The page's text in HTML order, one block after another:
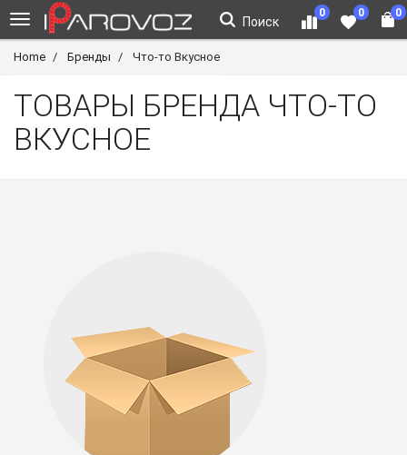
Поиск
0 0 0
Home Бренды Что-то Вкусное
ТОВАРЫ БРЕНДА ЧТО-ТО
ВКУСНОЕ